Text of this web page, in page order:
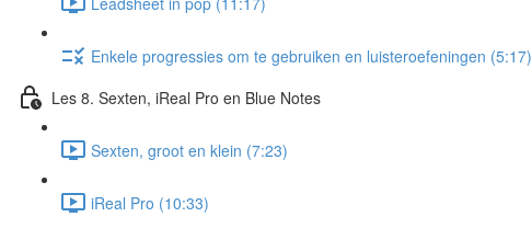
Enkele progressies om te gebruiken en luisteroefeningen (5:17)
Les 8. Sexten, iReal Pro en Blue Notes
Sexten, groot en klein (7:23)
iReal Pro (10:33)